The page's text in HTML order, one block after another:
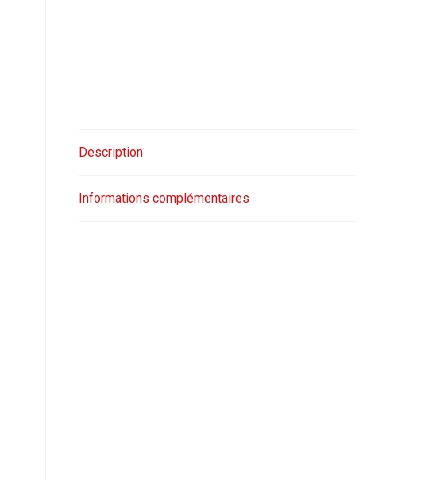
Description
Informations complémentaires